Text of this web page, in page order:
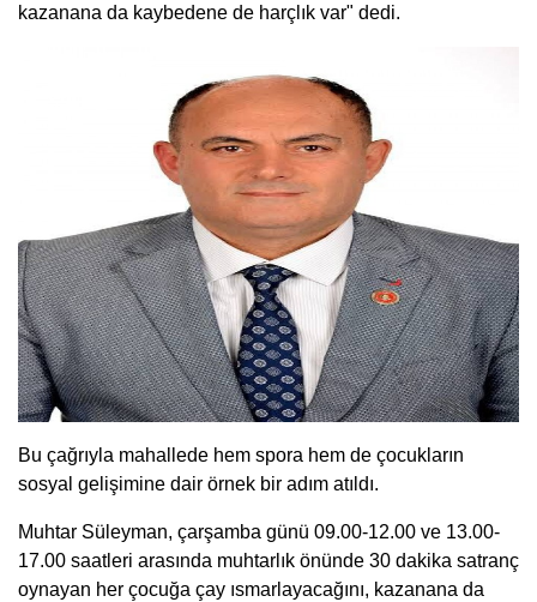
kazanana da kaybedene de harçlık var" dedi.
Bu çağrıyla mahallede hem spora hem de çocukların
sosyal gelişimine dair örnek bir adım atıldı.
Muhtar Süleyman, çarşamba günü 09.00-12.00 ve 13.00-
17.00 saatleri arasında muhtarlık önünde 30 dakika satranç
oynayan her çocuğa çay ısmarlayacağını, kazanana da